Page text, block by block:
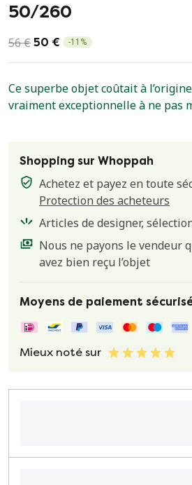
50/260
56 € 50 € -11 %
Ce superbe objet coûtait à
vraiment exceptionnelle à ne pas
Shopping sur Whoppah
Achetez et payez en toute
Protection des acheteurs
Articles de designer,
Nous ne payons le vendeur
avez bien reçu l’objet
Moyens de paiement
Mieux noté sur